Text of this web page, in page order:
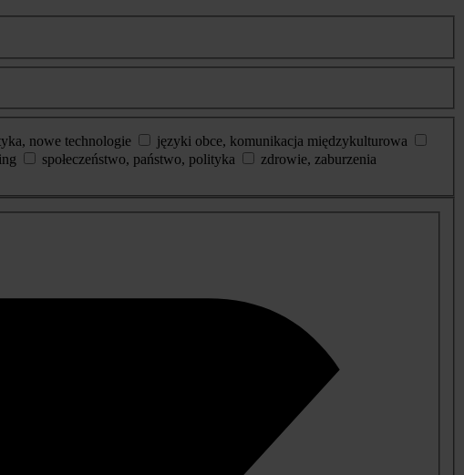
nowe technologie
języki obce, komunikacja międzykulturowa
społeczeństwo, państwo, polityka
zdrowie, zaburzenia